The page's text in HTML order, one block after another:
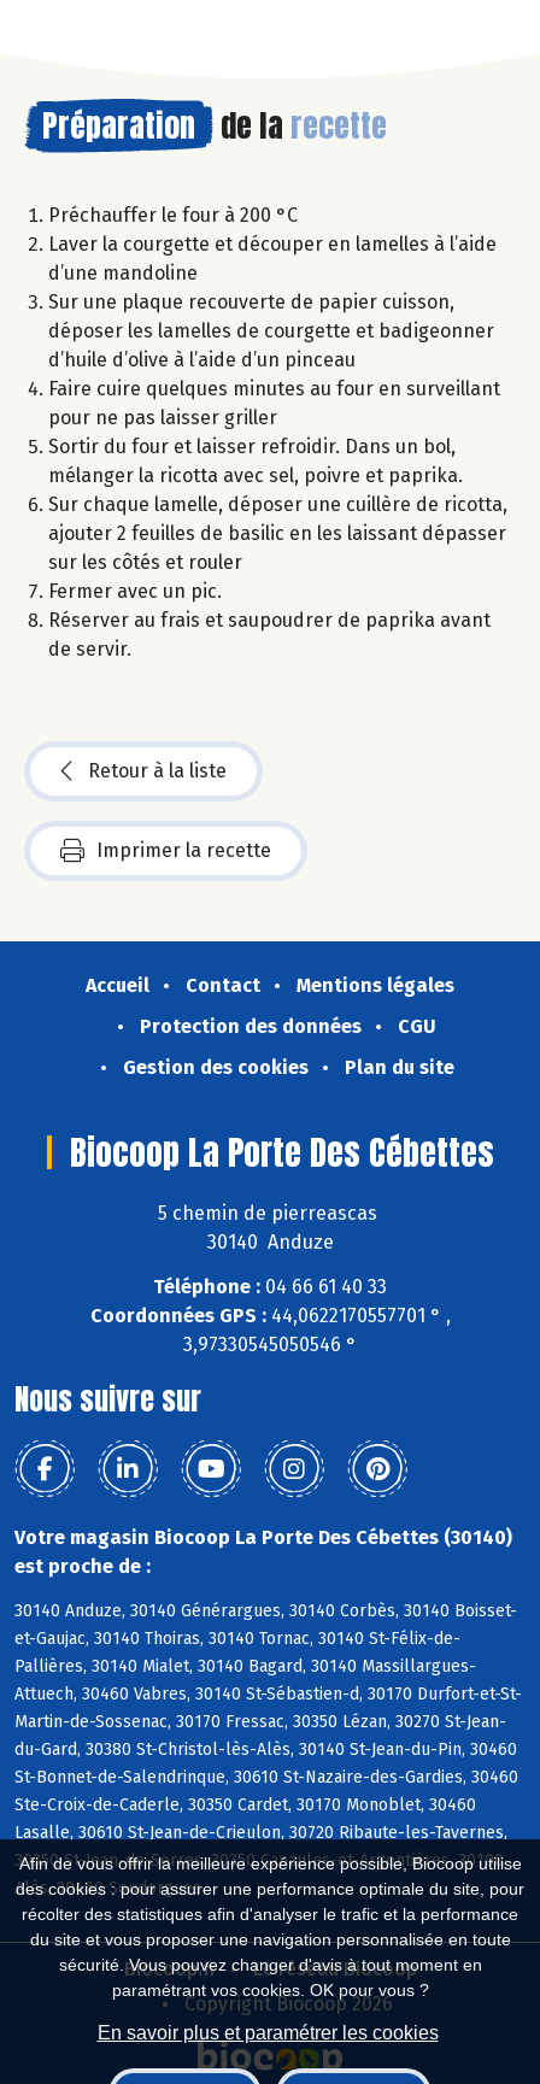
Afin de vous offrir la meilleure expérience possible, Biocoop utilise
des cookies : pour assurer une performance optimale du site, pour
récolter des statistiques afin d'analyser le trafic et la performance
du site et vous proposer une navigation personnalisée en toute
sécurité. Vous pouvez changer d'avis à tout moment en
paramétrant vos cookies. OK pour vous ?
En savoir plus et paramétrer les cookies
Préparation de la recette
Préchauffer le four à 200 °C
Laver la courgette et découper en lamelles à l’aide
d’une mandoline
Sur une plaque recouverte de papier cuisson,
déposer les lamelles de courgette et badigeonner
d’huile d’olive à l’aide d’un pinceau
Faire cuire quelques minutes au four en surveillant
pour ne pas laisser griller
Sortir du four et laisser refroidir. Dans un bol,
mélanger la ricotta avec sel, poivre et paprika.
Sur chaque lamelle, déposer une cuillère de ricotta,
ajouter 2 feuilles de basilic en les laissant dépasser
sur les côtés et rouler
Fermer avec un pic.
Réserver au frais et saupoudrer de paprika avant
de servir.
Retour à la liste
Imprimer la recette
Accueil Contact
Mentions légales
Protection des données
CGU
Gestion des cookies
Plan du site
Biocoop La Porte Des Cébettes
5 chemin de pierreascas
30140 Anduze
Téléphone : 04 66 61 40 33
Coordonnées GPS :44,0622170557701 ° ,
3,97330545050546 °
Nous suivre sur
Votre magasin Biocoop La Porte Des Cébettes (30140)
est proche de :
30140 Anduze, 30140 Générargues, 30140 Corbès, 30140 Boisset-
et-Gaujac, 30140 Thoiras, 30140 Tornac, 30140 St-Félix-de-
Pallières, 30140 Mialet, 30140 Bagard, 30140 Massillargues-
Attuech, 30460 Vabres, 30140 St-Sébastien-d, 30170 Durfort-et-St-
Martin-de-Sossenac, 30170 Fressac, 30350 Lézan, 30270 St-Jean-
du-Gard, 30380 St-Christol-lès-Alès, 30140 St-Jean-du-Pin, 30460
St-Bonnet-de-Salendrinque, 30610 St-Nazaire-des-Gardies, 30460
Ste-Croix-de-Caderle, 30350 Cardet, 30170 Monoblet, 30460
Lasalle, 30610 St-Jean-de-Crieulon, 30720 Ribaute-les-Tavernes,
30350 St-Jean-de-Serres, 30350 Canaules-et-Argentières, 30100
Alès, 30460 Soudorgues
Biocoop.fr
Le réseau Biocoop
Copyright Biocoop 2026